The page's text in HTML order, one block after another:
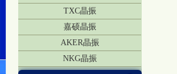
TXC晶振
嘉硕晶振
AKER晶振
NKG晶振